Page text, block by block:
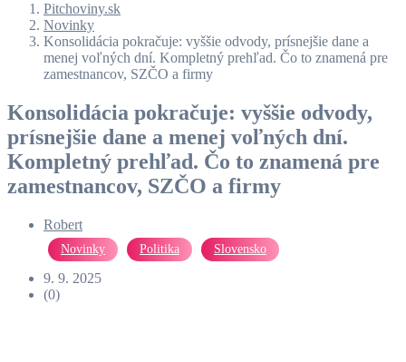
Pitchoviny.sk
Novinky
Konsolidácia pokračuje: vyššie odvody, prísnejšie dane a
menej voľných dní. Kompletný prehľad. Čo to znamená pre
zamestnancov, SZČO a firmy
Konsolidácia pokračuje: vyššie odvody,
prísnejšie dane a menej voľných dní.
Kompletný prehľad. Čo to znamená pre
zamestnancov, SZČO a firmy
Robert
Novinky Politika Slovensko
9. 9. 2025
(0)